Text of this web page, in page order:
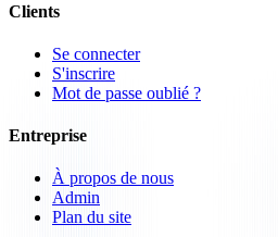
Clients
Se connecter
S'inscrire
Mot de passe oublié ?
Entreprise
À propos de nous
Admin
Plan du site